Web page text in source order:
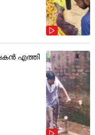
എത്തി